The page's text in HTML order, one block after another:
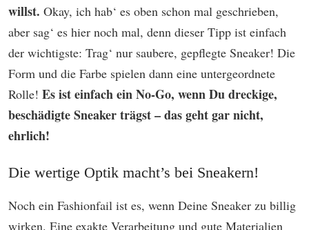
willst. Okay, ich hab‘ es oben schon mal geschrieben,
aber sag‘ es hier noch mal, denn dieser Tipp ist einfach
der wichtigste: Trag‘ nur saubere, gepflegte Sneaker! Die
Form und die Farbe spielen dann eine untergeordnete
Rolle! Es ist einfach ein No-Go, wenn Du dreckige,
beschädigte Sneaker trägst – das geht gar nicht,
ehrlich!
Die wertige Optik macht’s bei Sneakern!
Noch ein Fashionfail ist es, wenn Deine Sneaker zu billig
wirken. Eine exakte Verarbeitung und gute Materialien